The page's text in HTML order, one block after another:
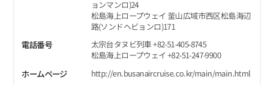
ョンマンロ)24
松島海上ロープウェイ 釜山広域市西区松島海辺
路(ソンドヘビョンロ)171
電話番号
太宗台タヌビ列車 +82-51-405-8745
松島海上ロープウェイ +82-51-247-9900
ホームページ
http://en.busanaircruise.co.kr/main/main.html